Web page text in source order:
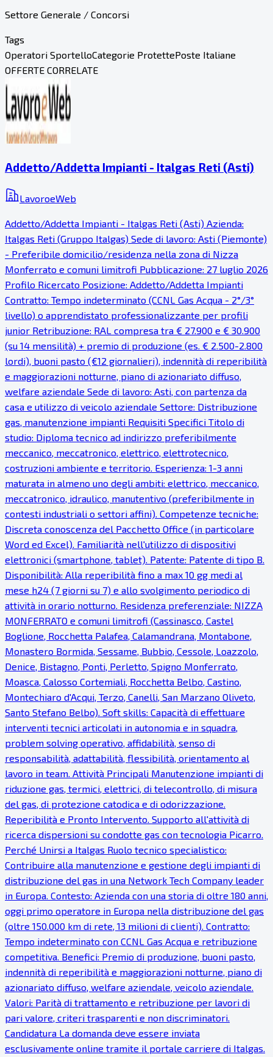
Settore Generale / Concorsi
Tags
Operatori SportelloCategorie ProtettePoste Italiane
OFFERTE CORRELATE
Addetto/Addetta Impianti - Italgas Reti (Asti)
LavoroeWeb
Addetto/Addetta Impianti - Italgas Reti (Asti) Azienda:
Italgas Reti (Gruppo Italgas) Sede di lavoro: Asti (Piemonte)
- Preferibile domicilio/residenza nella zona di Nizza
Monferrato e comuni limitrofi Pubblicazione: 27 luglio 2026
Profilo Ricercato Posizione: Addetto/Addetta Impianti
Contratto: Tempo indeterminato (CCNL Gas Acqua - 2°/3°
livello) o apprendistato professionalizzante per profili
junior Retribuzione: RAL compresa tra € 27.900 e € 30.900
(su 14 mensilità) + premio di produzione (es. € 2.500-2.800
lordi), buoni pasto (€12 giornalieri), indennità di reperibilità
e maggiorazioni notturne, piano di azionariato diffuso,
welfare aziendale Sede di lavoro: Asti, con partenza da
casa e utilizzo di veicolo aziendale Settore: Distribuzione
gas, manutenzione impianti Requisiti Specifici Titolo di
studio: Diploma tecnico ad indirizzo preferibilmente
meccanico, meccatronico, elettrico, elettrotecnico,
costruzioni ambiente e territorio. Esperienza: 1-3 anni
maturata in almeno uno degli ambiti: elettrico, meccanico,
meccatronico, idraulico, manutentivo (preferibilmente in
contesti industriali o settori affini). Competenze tecniche:
Discreta conoscenza del Pacchetto Office (in particolare
Word ed Excel). Familiarità nell'utilizzo di dispositivi
elettronici (smartphone, tablet). Patente: Patente di tipo B.
Disponibilità: Alla reperibilità fino a max 10 gg medi al
mese h24 (7 giorni su 7) e allo svolgimento periodico di
attività in orario notturno. Residenza preferenziale: NIZZA
MONFERRATO e comuni limitrofi (Cassinasco, Castel
Boglione, Rocchetta Palafea, Calamandrana, Montabone,
Monastero Bormida, Sessame, Bubbio, Cessole, Loazzolo,
Denice, Bistagno, Ponti, Perletto, Spigno Monferrato,
Moasca, Calosso Cortemiali, Rocchetta Belbo, Castino,
Montechiaro d'Acqui, Terzo, Canelli, San Marzano Oliveto,
Santo Stefano Belbo). Soft skills: Capacità di effettuare
interventi tecnici articolati in autonomia e in squadra,
problem solving operativo, affidabilità, senso di
responsabilità, adattabilità, flessibilità, orientamento al
lavoro in team. Attività Principali Manutenzione impianti di
riduzione gas, termici, elettrici, di telecontrollo, di misura
del gas, di protezione catodica e di odorizzazione.
Reperibilità e Pronto Intervento. Supporto all'attività di
ricerca dispersioni su condotte gas con tecnologia Picarro.
Perché Unirsi a Italgas Ruolo tecnico specialistico:
Contribuire alla manutenzione e gestione degli impianti di
distribuzione del gas in una Network Tech Company leader
in Europa. Contesto: Azienda con una storia di oltre 180 anni,
oggi primo operatore in Europa nella distribuzione del gas
(oltre 150.000 km di rete, 13 milioni di clienti). Contratto:
Tempo indeterminato con CCNL Gas Acqua e retribuzione
competitiva. Benefici: Premio di produzione, buoni pasto,
indennità di reperibilità e maggiorazioni notturne, piano di
azionariato diffuso, welfare aziendale, veicolo aziendale.
Valori: Parità di trattamento e retribuzione per lavori di
pari valore, criteri trasparenti e non discriminatori.
Candidatura La domanda deve essere inviata
esclusivamente online tramite il portale carriere di Italgas.